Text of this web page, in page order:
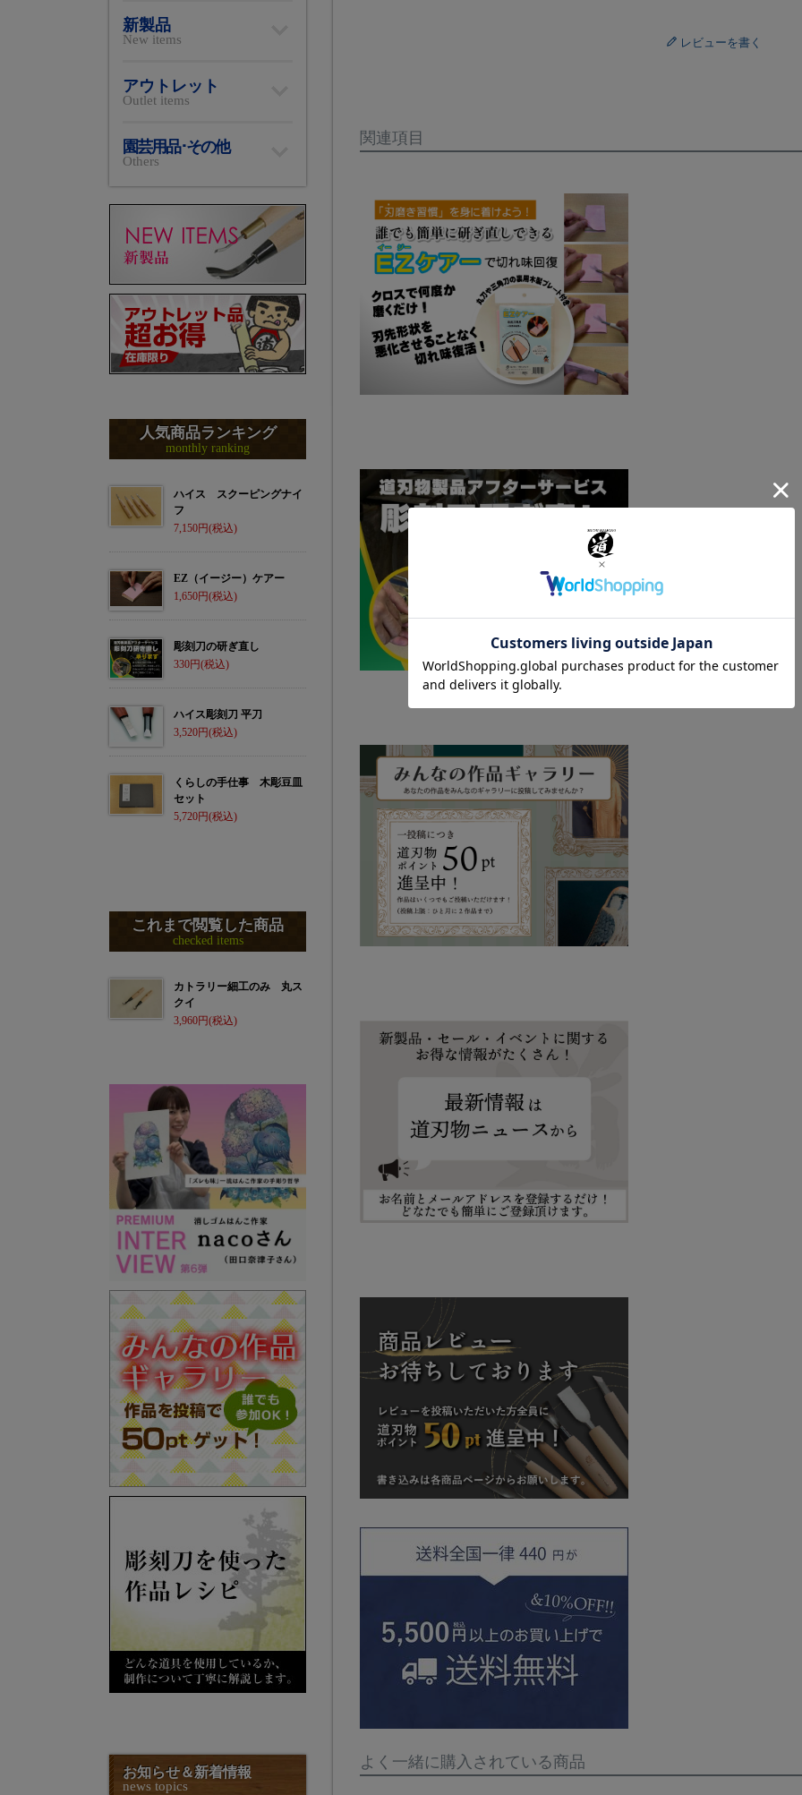
レビューを書く
関連項目
よく一緒に購入されている商品
新製品
New items
アウトレット
Outlet items
園芸用品･その他
Others
人気商品ランキング
monthly ranking
ハイス スクーピングナイ
フ
7,150
EZ（イージー）ケアー
1,650
彫刻刀の研ぎ直し
330
ハイス彫刻刀 平刀
3,520
くらしの手仕事 木彫豆皿
セット
5,720
これまで閲覧した商品
checked items
カトラリー細工のみ 丸ス
クイ
3,960
お知らせ＆新着情報
news topics